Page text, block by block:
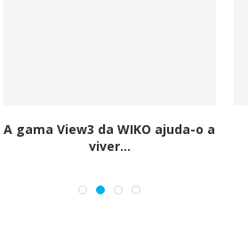
A gama View3 da WIKO ajuda-o a
viver...